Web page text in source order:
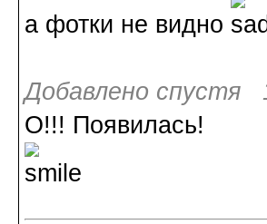
а фотки не видно
Добавлено спустя
О!!! Появилась!